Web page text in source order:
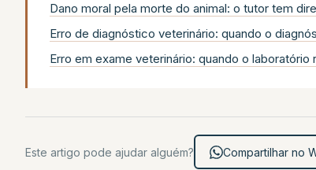
Dano moral pela morte do animal: o tutor tem
Erro de diagnóstico veterinário: quando o
Erro em exame veterinário: quando o
Este artigo pode ajudar alguém? Compartilhar no